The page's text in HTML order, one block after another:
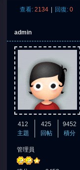
› ›
查看: 2134 回復: 0
admin
412
主題
425
回帖
9452
積分
管理員